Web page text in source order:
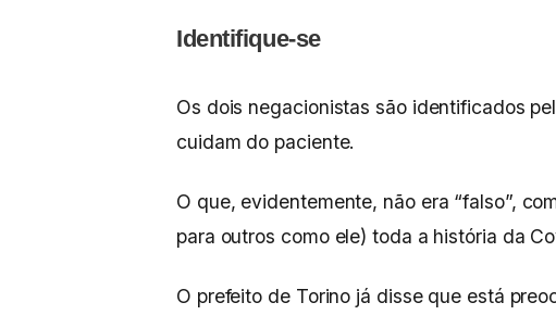
Identifique-se
Os dois negacionistas são identificados
cuidam do paciente.
O que, evidentemente, não era “falso”,
para outros como ele) toda a história da
O prefeito de Torino já disse que está